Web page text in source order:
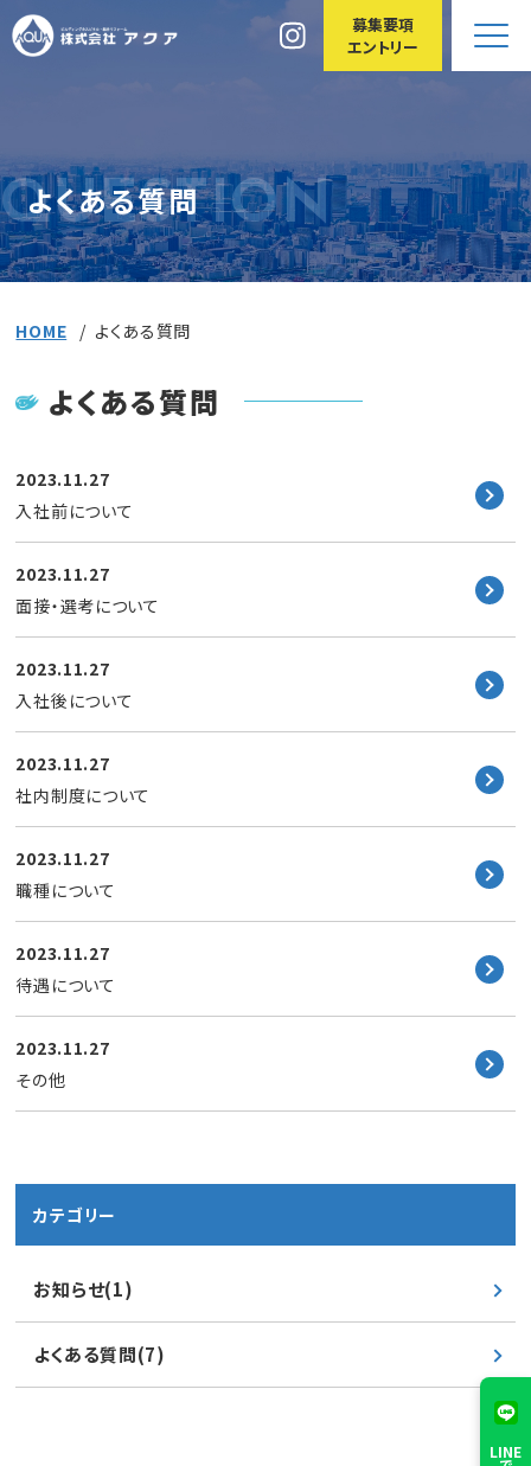
募集要項
エントリー
アクアのしごと
アクアで働く
アクアの人
よくある質問
LINE
よくある質問
QUESTION
HOME よくある質問
よくある質問
2023.11.27
入社前について
2023.11.27
面接・選考について
2023.11.27
入社後について
2023.11.27
社内制度について
2023.11.27
職種について
2023.11.27
待遇について
2023.11.27
その他
カテゴリー
お知らせ(1)
よくある質問(7)